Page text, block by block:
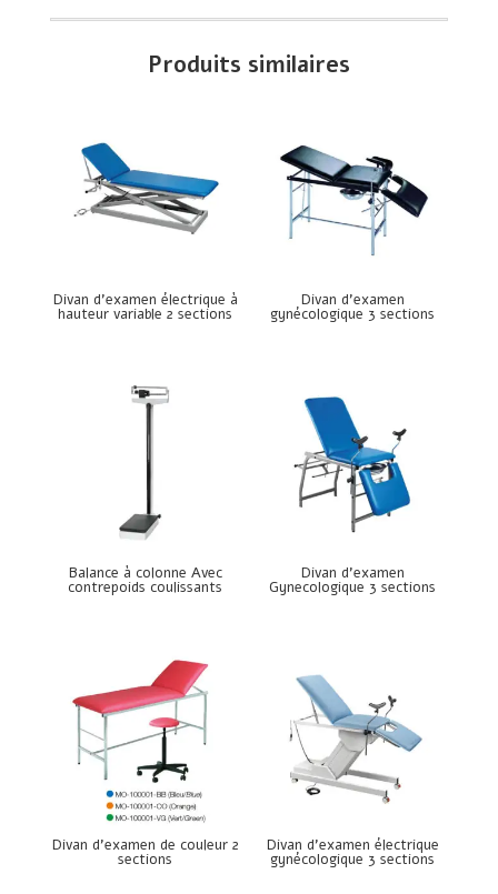
Produits similaires
Divan d’examen électrique à
hauteur variable 2 sections
Divan d’examen
gynécologique 3 sections
Balance à colonne Avec
contrepoids coulissants
Divan d’examen
Gynecologique 3 sections
Divan d’examen de couleur 2
sections
Divan d’examen électrique
gynécologique 3 sections